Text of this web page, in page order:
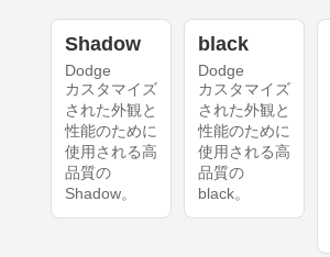
Shadow
Dodge
カスタマイズ
された外観と
性能のために
使用される高
品質の
Shadow。
black
Dodge
カスタマイズ
された外観と
性能のために
使用される高
品質の
black。